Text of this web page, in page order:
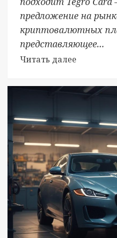
предложение на
криптовалютных
представляющее...
Читать далее